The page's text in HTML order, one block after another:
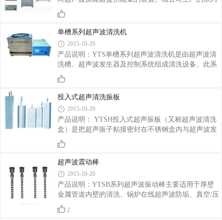
总 高（mm）外 形YTH-40-284000±10％40284481柱
状带螺扣YTH-50-253500±10%50256473嗽叭形带螺扣
28B4000±10
超声波发生器，是以中科院、清华大学、华北电力大
学的专家教授为技术依托，吸取了国内外先进经验，
使用原装进口大功率器件研发而成。它广泛应用于超
声清洗、焊接、打孔、抛光、均质等领域，产品畅销
全国各地，深受用户青睐。主要特点：·单机功率
大，可达数千瓦以上。·具有过流、过压保护功能。·
具有软起动和欠压保护功能。·频率自动跟踪调节。·
功率恒定可调，适应性广。·电源体积小，重量轻，
单槽系列超声波清洗机
2015-10-20
产品说明：YTS单槽系列超声波清洗机是由超声波清
洗槽、超声波发生器及控制系统组成清洗设备。此系
列清洗机主要采用水基清洗液作为清洗溶剂。产品型
号说明：主要特点：采用优质高性能换能器和独特的
超声波发生器，清洗功率强劲，性能稳定。可采用水
基性溶剂或环保有机溶剂清洗有利于环保。采用全进
口不锈钢结构，耐酸耐碱，外形美观大方。设有自动
温控加热装置，温度控制范围0-100℃。超声波发生器
与清洗槽分体结构设计，使用方便，易于保养。适用
范围：电子零件、电镀五金、汽车配件、光学镜片、
投入式超声清洗振板
2015-10-20
产品说明： YTSH投入式超声振板（又称超声波清洗
盒）是把超声振子粘接密封在不锈钢盒内与超声波发
生器组成的超声清洗装置。适用于放置在各种清洗槽
内，达到超声清洗目的。振板尺寸与引线管方向，根
据安装位置不同可做成底振式，侧振式和顶振式三
种，以使用要求不同达到彻底清洗的效果。主要特
点：采用优质高性能换能器和独特的超声波发生器，
清洗功率强劲，性能稳定。可采用水基性溶剂或环保
有机溶液剂清洗有利于环保。采用全进口不锈钢结
构，耐酸耐碱，外形美观大方。使用灵活方便适用于
超声波震动棒
2015-10-20
产品说明：YTSB系列超声波振动棒主要适用于厚壁
金属管道内壁的清洗、锅炉在线超声波防垢、真空/压
力场合超声波清洗、各种管道式超声波处理及管道式
声化学处理等领域。主要特点：1、超声波空化在振
2